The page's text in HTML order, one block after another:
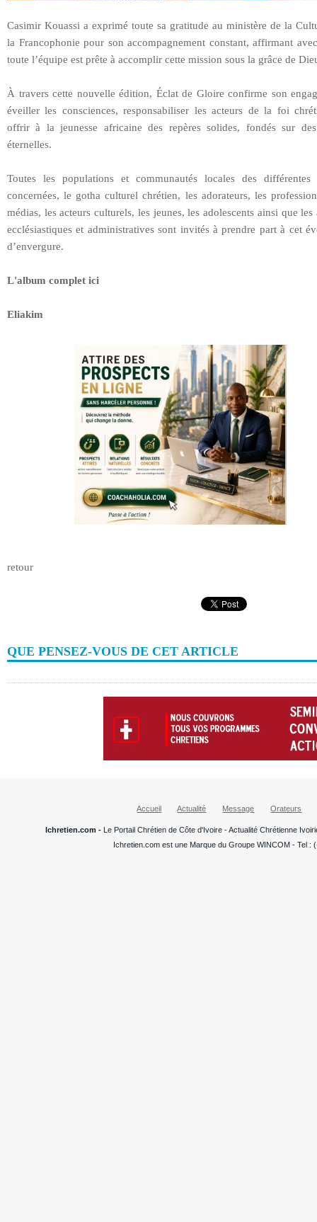
Casimir Kouassi a exprimé toute sa gratitude au ministère de la
la Francophonie pour son accompagnement constant, affirmant
toute l’équipe est prête à accomplir cette mission sous la grâce de
À travers cette nouvelle édition, Éclat de Gloire confirme son
éveiller les consciences, responsabiliser les acteurs de la foi
offrir à la jeunesse africaine des repères solides, fondés sur
éternelles.
Toutes les populations et communautés locales des différentes
concernées, le gotha culturel chrétien, les adorateurs, les
médias, les acteurs culturels, les jeunes, les adolescents ainsi que les
ecclésiastiques et administratives sont invités à prendre part à cet
d’envergure.
L'album complet ici
Eliakim
retour
QUE PENSEZ-VOUS DE CET ARTICLE
Accueil Actualité Message Orateurs
Ichretien.com - Le Portail Chrétien de Côte d'Ivoire - Actualité Chrétienne
Ichretien.com est une Marque du Groupe WINCOM - Tel :